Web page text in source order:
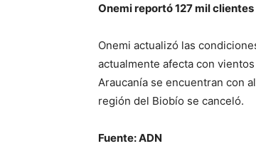
Onemi reportó 127 mil
Onemi actualizó las
actualmente afecta con
Araucanía se encuentran con
región del Biobío se canceló.
Fuente: ADN